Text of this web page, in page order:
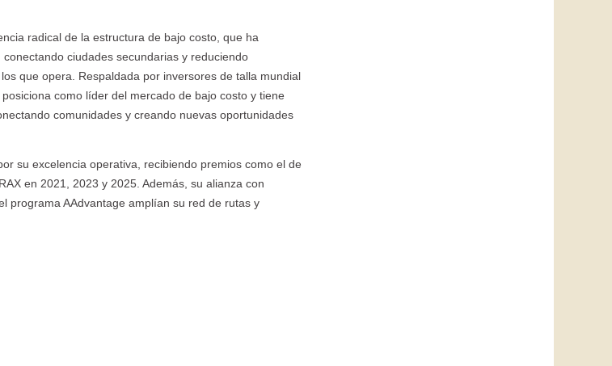
radical de la estructura de bajo costo, que ha
ciudades secundarias y reduciendo
que opera. Respaldada por inversores de talla mundial
como líder del mercado de bajo costo y tiene
comunidades y creando nuevas oportunidades
su excelencia operativa, recibiendo premios como el de
en 2021, 2023 y 2025. Además, su alianza con
programa AAdvantage amplían su red de rutas y